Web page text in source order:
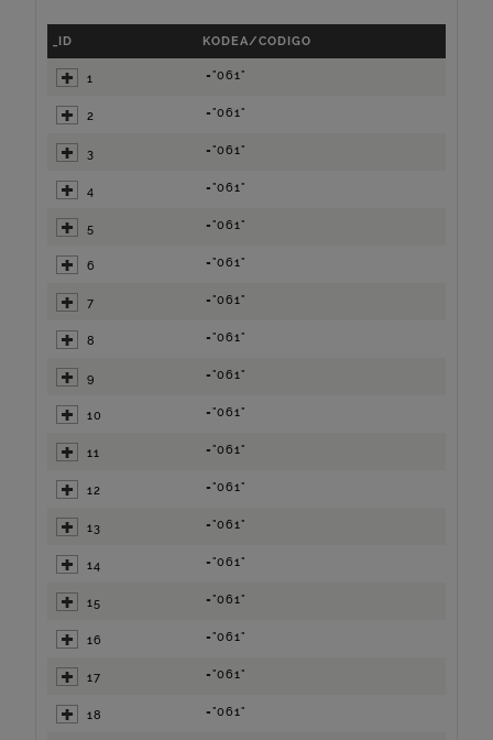
_ID KODEA/CODIGO
1 ="061"
2 ="061"
3 ="061"
4 ="061"
5 ="061"
6 ="061"
7 ="061"
8 ="061"
9 ="061"
10 ="061"
11 ="061"
12 ="061"
13 ="061"
14 ="061"
15 ="061"
16 ="061"
17 ="061"
18 ="061"